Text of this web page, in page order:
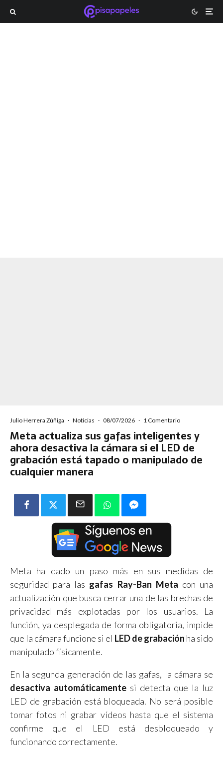
Julio Herrera Zúñiga · Noticias · 08/07/2026 · 1 Comentario
Meta actualiza sus gafas inteligentes y
ahora desactiva la cámara si el LED de
grabación está tapado o manipulado de
cualquier manera
Meta ha dado un paso más en sus medidas de
seguridad para las gafas Ray-Ban Meta con una
actualización que busca cerrar una de las brechas de
privacidad más explotadas por los usuarios. La
función, ya desplegada de forma obligatoria, impide
que la cámara funcione si el LED de grabación ha sido
manipulado físicamente.
En la segunda generación de las gafas, la cámara se
desactiva automáticamente si detecta que la luz
LED de grabación está bloqueada. No será posible
tomar fotos ni grabar vídeos hasta que el sistema
confirme que el LED está desbloqueado y
funcionando correctamente.